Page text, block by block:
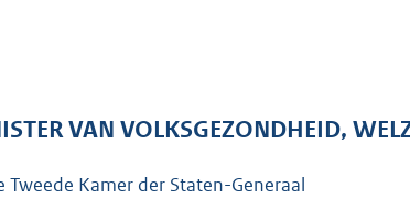
r
o
VAN VOLKSGEZONDHEID,
Tweede Kamer der Staten-Generaal